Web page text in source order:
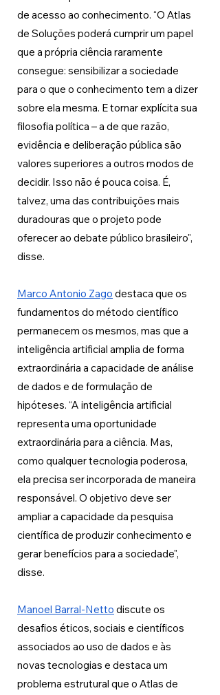
de acesso ao conhecimento. “O Atlas
de Soluções poderá cumprir um papel
que a própria ciência raramente
consegue: sensibilizar a sociedade
para o que o conhecimento tem a dizer
sobre ela mesma. E tornar explícita sua
filosofia política – a de que razão,
evidência e deliberação pública são
valores superiores a outros modos de
decidir. Isso não é pouca coisa. É,
talvez, uma das contribuições mais
duradouras que o projeto pode
oferecer ao debate público brasileiro",
disse.
Marco Antonio Zago destaca que os
fundamentos do método científico
permanecem os mesmos, mas que a
inteligência artificial amplia de forma
extraordinária a capacidade de análise
de dados e de formulação de
hipóteses. “A inteligência artificial
representa uma oportunidade
extraordinária para a ciência. Mas,
como qualquer tecnologia poderosa,
ela precisa ser incorporada de maneira
responsável. O objetivo deve ser
ampliar a capacidade da pesquisa
científica de produzir conhecimento e
gerar benefícios para a sociedade",
disse.
Manoel Barral-Netto discute os
desafios éticos, sociais e científicos
associados ao uso de dados e às
novas tecnologias e destaca um
problema estrutural que o Atlas de